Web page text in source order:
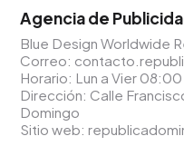
Agencia de
Blue Design Worldwide
Correo:
Horario: Lun a Vier
Dirección: Calle
Domingo
Sitio web: